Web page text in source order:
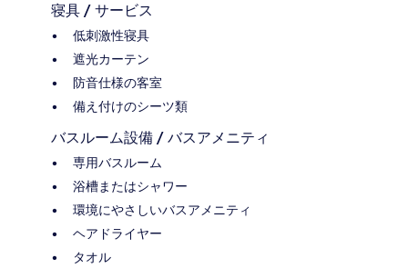
寝具 / サービス
低刺激性寝具
遮光カーテン
防音仕様の客室
備え付けのシーツ類
バスルーム設備 / バスアメニティ
専用バスルーム
浴槽またはシャワー
環境にやさしいバスアメニティ
ヘアドライヤー
タオル